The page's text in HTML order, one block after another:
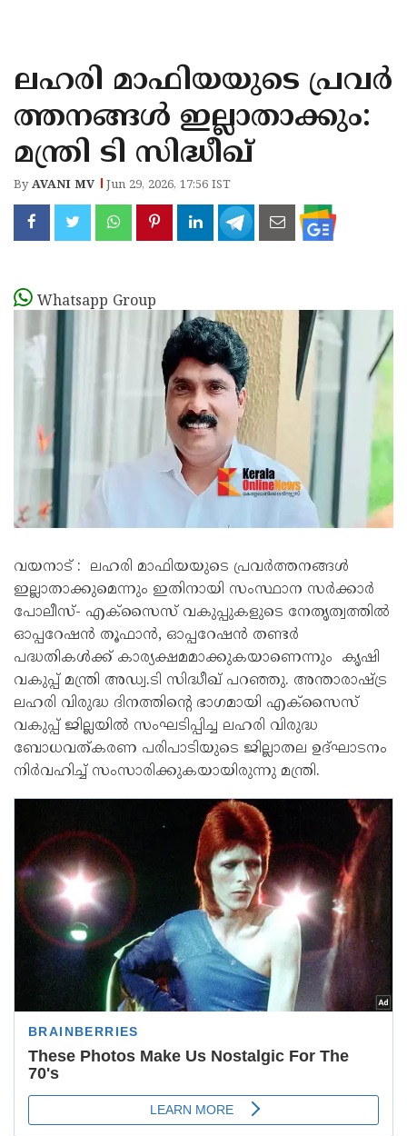
KANNUR
KASARAGOD
ലഹരി മാഫിയയുടെ പ്രവർ
ത്തനങ്ങൾ ഇല്ലാതാക്കും:
മന്ത്രി ടി സിദ്ധീഖ്
ByAVANI MV Jun 29, 2026, 17:56 IST
Whatsapp Group
വയനാട് : ലഹരി മാഫിയയുടെ പ്രവർത്തനങ്ങൾ
ഇല്ലാതാക്കുമെന്നും ഇതിനായി സംസ്ഥാന സർക്കാർ
പോലീസ്- എക്സൈസ് വകുപ്പുകളുടെ നേതൃത്വത്തിൽ
ഓപ്പറേഷൻ തൂഫാൻ, ഓപ്പറേഷൻ തണ്ടർ
പദ്ധതികൾക്ക് കാര്യക്ഷമമാക്കുകയാണെന്നും കൃഷി
വകുപ്പ് മന്ത്രി അഡ്വ.ടി സിദ്ധീഖ് പറഞ്ഞു. അന്താരാഷ്ട്ര
ലഹരി വിരുദ്ധ ദിനത്തിന്റെ ഭാഗമായി എക്സൈസ്
വകുപ്പ് ജില്ലയിൽ സംഘടിപ്പിച്ച ലഹരി വിരുദ്ധ
ബോധവത്കരണ പരിപാടിയുടെ ജില്ലാതല ഉദ്ഘാടനം
നിർവഹിച്ച് സംസാരിക്കുകയായിരുന്നു മന്ത്രി.